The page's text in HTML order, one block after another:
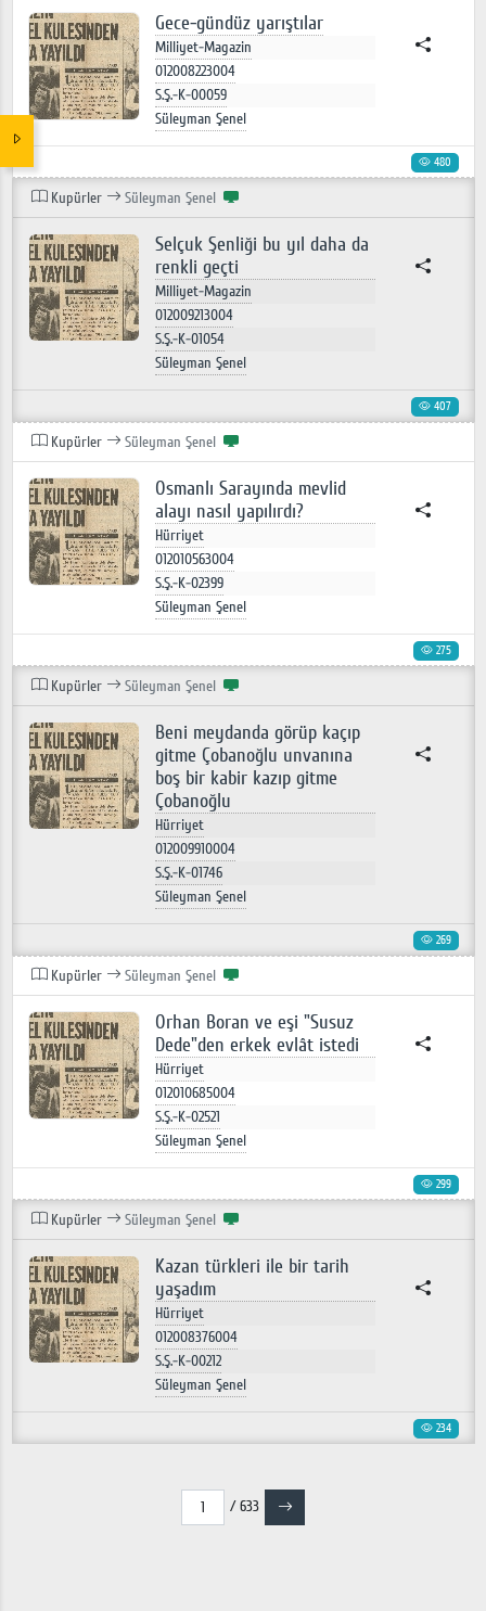
Gece-gündüz yarıştılar
Milliyet-Magazin
012008223004
S.Ş.-K-00059
Süleyman Şenel
480
Kupürler Süleyman Şenel
Selçuk Şenliği bu yıl daha da
renkli geçti
Milliyet-Magazin
012009213004
S.Ş.-K-01054
Süleyman Şenel
407
Kupürler Süleyman Şenel
Osmanlı Sarayında mevlid
alayı nasıl yapılırdı?
Hürriyet
012010563004
S.Ş.-K-02399
Süleyman Şenel
275
Kupürler Süleyman Şenel
Beni meydanda görüp kaçıp
gitme Çobanoğlu unvanına
boş bir kabir kazıp gitme
Çobanoğlu
Hürriyet
012009910004
S.Ş.-K-01746
Süleyman Şenel
269
Kupürler Süleyman Şenel
Orhan Boran ve eşi "Susuz
Dede"den erkek evlât istedi
Hürriyet
012010685004
S.Ş.-K-02521
Süleyman Şenel
299
Kupürler Süleyman Şenel
Kazan türkleri ile bir tarih
yaşadım
Hürriyet
012008376004
S.Ş.-K-00212
Süleyman Şenel
234
/ 633